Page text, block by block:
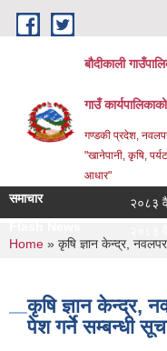
Skip to main content
बौदीकाली
गाउँ
गण्डकी प्रदेश,
"खानेपानी, कृषि,
आधार"
समाचार
२०८३
You are here
Home » कृषि ज्ञान केन्द्र,
कृषि ज्ञान केन्द्र,
पेश गर्ने सम्बन्धी